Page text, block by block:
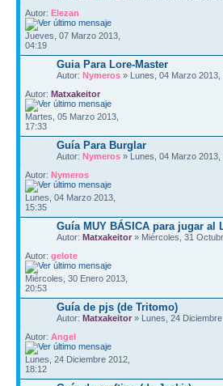
Autor: Elezan
Jueves, 07 Marzo 2013,
04:19
Guia Para Lore-Master
Autor: Nymeros » Lunes, 04 Marzo 2013,
Autor: Matxakeitor
Martes, 05 Marzo 2013,
17:33
Guía Para Burglar
Autor: Nymeros » Lunes, 04 Marzo 2013,
Autor: Nymeros
Lunes, 04 Marzo 2013,
15:35
Guía MUY BÁSICA para jugar al
Autor: Matxakeitor » Miércoles, 31
Autor: gelote
Miércoles, 30 Enero 2013,
20:53
Guía de pjs (de Tritomo)
Autor: Matxakeitor » Lunes, 24
Autor: Angel
Lunes, 24 Diciembre 2012,
18:12